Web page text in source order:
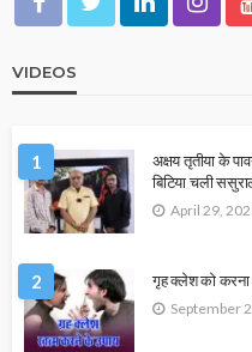
VIDEOS
1
अक्षय तृतीया के
बिटिया चली
April 29,
2 गृह क्लेश को
September